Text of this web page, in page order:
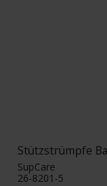
Stützstrümpfe
SupCare
26-8201-5